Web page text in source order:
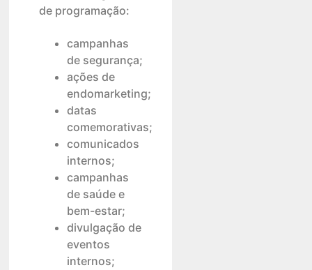
de programação:
campanhas
de segurança;
ações de
endomarketing;
datas
comemorativas;
comunicados
internos;
campanhas
de saúde e
bem-estar;
divulgação de
eventos
internos;